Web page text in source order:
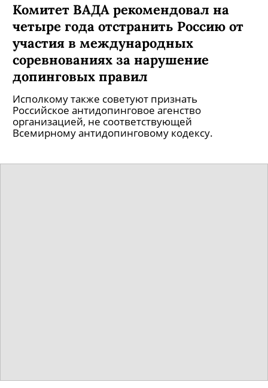
Комитет ВАДА рекомендовал на
четыре года отстранить Россию от
участия в международных
соревнованиях за нарушение
допинговых правил
Исполкому также советуют признать
Российское антидопинговое агенство
организацией, не соответствующей
Всемирному антидопинговому кодексу.